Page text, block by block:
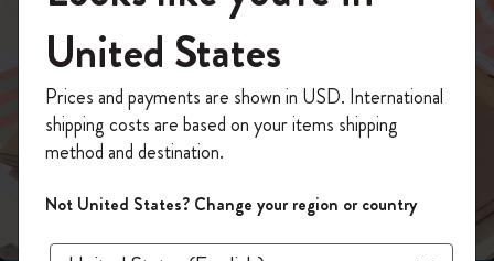
ム サングラス）
スライド表示2
スライド表示3
モレスキンの世界へようこそ
「WELCOME10」を入力すると、初回注
文が10%オフ＋送料無料になります。セ
ール・アウトレット品は適用外。
Moleskineアカウントを作成して限定オフ
ァーや会員特典、さらに多くのインスピ
レーションを手に入れましょう。
United States
Prices and payments are shown in USD. International
shipping costs are based on your items shipping
method and destination.
Not United States? Change your region or country